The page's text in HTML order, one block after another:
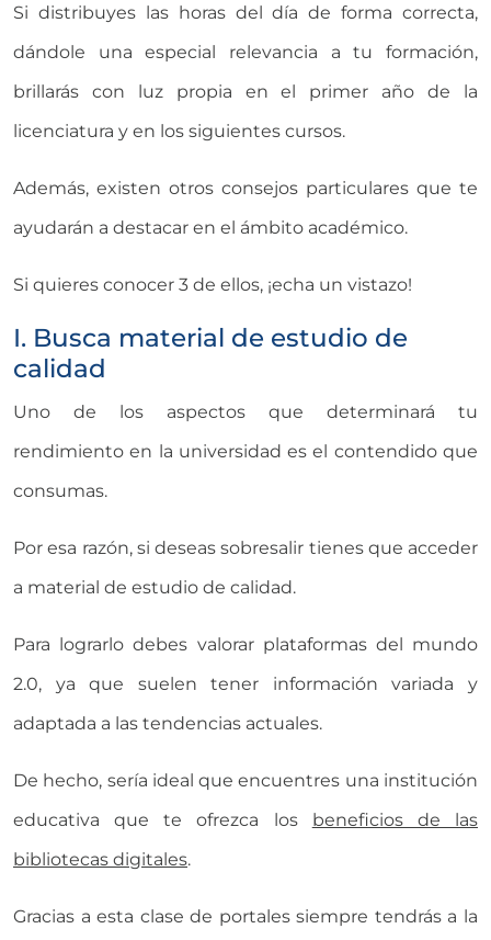
Si distribuyes las horas del día de forma correcta,
dándole una especial relevancia a tu formación,
brillarás con luz propia en el primer año de la
licenciatura y en los siguientes cursos.
Además, existen otros consejos particulares que te
ayudarán a destacar en el ámbito académico.
Si quieres conocer 3 de ellos, ¡echa un vistazo!
I. Busca material de estudio de
calidad
Uno de los aspectos que determinará tu
rendimiento en la universidad es el contendido que
consumas.
Por esa razón, si deseas sobresalir tienes que acceder
a material de estudio de calidad.
Para lograrlo debes valorar plataformas del mundo
2.0, ya que suelen tener información variada y
adaptada a las tendencias actuales.
De hecho, sería ideal que encuentres una institución
educativa que te ofrezca los beneficios de las
bibliotecas digitales.
Gracias a esta clase de portales siempre tendrás a la